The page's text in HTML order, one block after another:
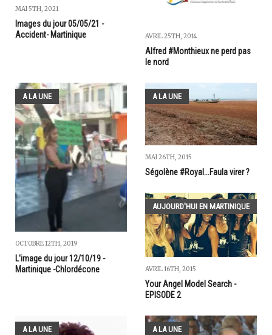
MAI 5TH, 2021
Images du jour 05/05/21 -
Accident- Martinique
AVRIL 25TH, 2014
Alfred #Monthieux ne perd pas
le nord
A LA UNE
OCTOBRE 12TH, 2019
L'image du jour 12/10/19 -
Martinique -Chlordécone
A LA UNE
MAI 26TH, 2015
Ségolène #Royal...Faula virer ?
AUJOURD'HUI EN MARTINIQUE
AVRIL 16TH, 2015
Your Angel Model Search -
EPISODE 2
A LA UNE A LA UNE